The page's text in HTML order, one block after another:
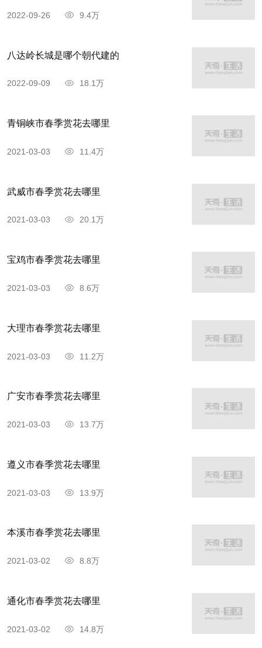
2022-09-26 9.4万
八达岭长城是哪个朝代建的
2022-09-09 18.1万
青铜峡市春季赏花去哪里
2021-03-03 11.4万
武威市春季赏花去哪里
2021-03-03 20.1万
宝鸡市春季赏花去哪里
2021-03-03 8.6万
大理市春季赏花去哪里
2021-03-03 11.2万
广安市春季赏花去哪里
2021-03-03 13.7万
遵义市春季赏花去哪里
2021-03-03 13.9万
本溪市春季赏花去哪里
2021-03-02 8.8万
通化市春季赏花去哪里
2021-03-02 14.8万